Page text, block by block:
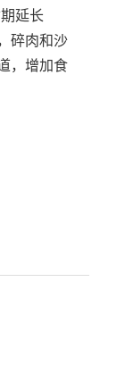
延长
碎肉和沙
，增加食